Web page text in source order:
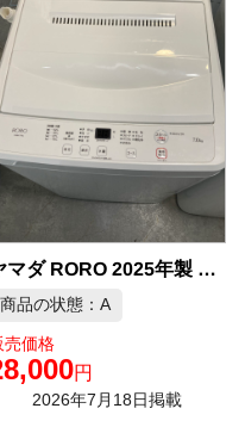
ヤマダ RORO 2025年製 7.0kg 洗濯機 中古品販売
商品の状態：A
売価格
円
2026年7月18日掲載